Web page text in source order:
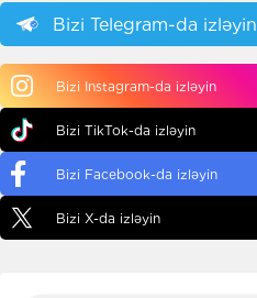
Bizi Telegram-da izləyin
Bizi Instagram-da izləyin
Bizi TikTok-da izləyin
Bizi Facebook-da izləyin
Bizi X-da izləyin